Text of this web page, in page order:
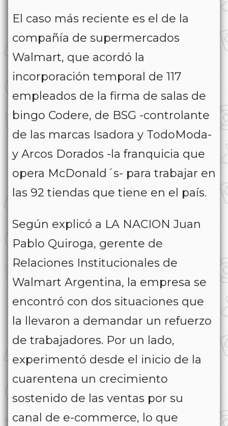
El caso más reciente es el de la
compañía de supermercados
Walmart, que acordó la
incorporación temporal de 117
empleados de la firma de salas de
bingo Codere, de BSG -controlante
de las marcas Isadora y TodoModa-
y Arcos Dorados -la franquicia que
opera McDonald´s- para trabajar en
las 92 tiendas que tiene en el país.
Según explicó a LA NACION Juan
Pablo Quiroga, gerente de
Relaciones Institucionales de
Walmart Argentina, la empresa se
encontró con dos situaciones que
la llevaron a demandar un refuerzo
de trabajadores. Por un lado,
experimentó desde el inicio de la
cuarentena un crecimiento
sostenido de las ventas por su
canal de e-commerce, lo que